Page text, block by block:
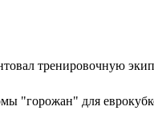
тренировочную
"горожан" для